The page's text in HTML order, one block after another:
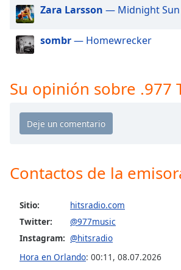
Opacity
Background
Color
Opacity
Font
Size
Edge
Style
Zara Larsson — Midnight Sun
sombr— Homewrecker
Su opinión sobre .977
Contactos de la
Sitio:
hitsradio.com
Twitter:
@977music
Instagram: @hitsradio
Hora en Orlando: 00:11 , 08.07.2026